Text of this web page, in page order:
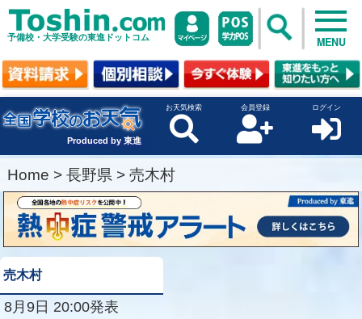
予備校・大学受験の東進ドットコム MENU
Produced by 東進
お天気検索 会員登録 ログイン
Home > 長野県 > 売木村
売木村
8月9日 20:00発表